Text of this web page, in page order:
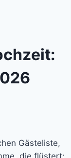
Gästeliste,